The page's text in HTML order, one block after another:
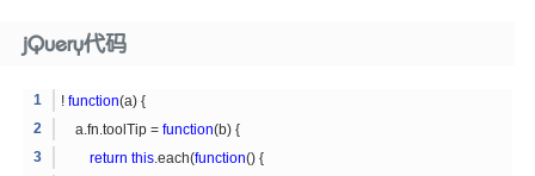
jQuery代码
!function(a) {
a.fn.toolTip =function(b) {
return this .each(function() {